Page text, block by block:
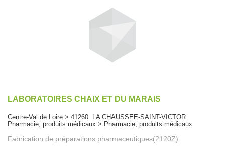
LABORATOIRES CHAIX ET DU MARAIS
Centre-Val de Loire > 41260 LA CHAUSSEE-SAINT-VICTOR
Pharmacie, produits médicaux > Pharmacie, produits médicaux
Fabrication de préparations pharmaceutiques(2120Z)